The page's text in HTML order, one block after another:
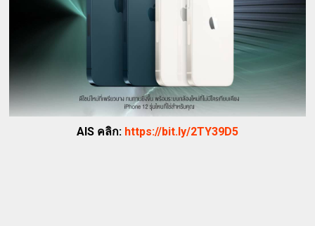
AIS คลิก: https://bit.ly/2TY39D5